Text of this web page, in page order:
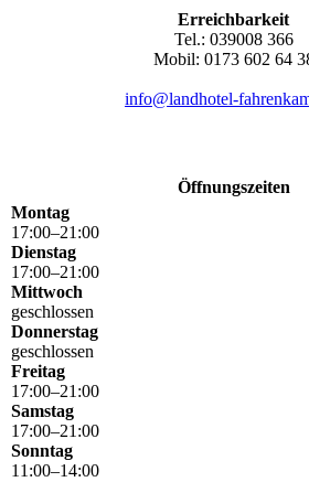
Erreichbarkeit
Tel.: 039008 366
Mobil: 0173 602 64
info@landhotel-
Öffnungszeiten
Montag
17:00–21 :00
Dienstag
17:00–21 :00
Mittwoch
geschlossen
Donnerstag
geschlossen
Freitag
17:00–21 :00
Samstag
17:00–21 :00
Sonntag
11 :00–14:00